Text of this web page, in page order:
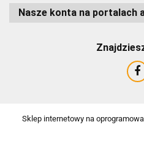
Nasze konta na portalach
Sklep internetowy na